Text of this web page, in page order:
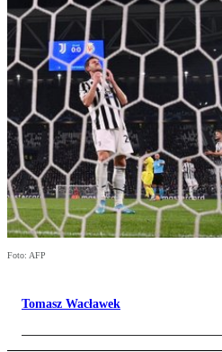
Foto: AFP
Tomasz Wacławek